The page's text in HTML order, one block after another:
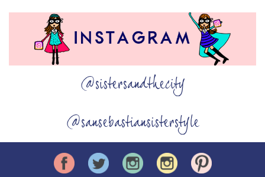
@sistersandthecity
@sansebastiansisterstyle